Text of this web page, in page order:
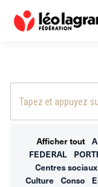
Afficher tout
FEDERAL
Centres sociaux
Culture
Conso